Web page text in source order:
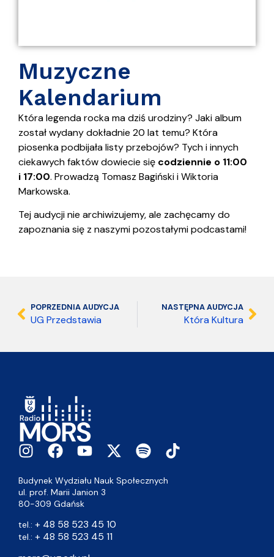
Muzyczne
Kalendarium
Która legenda rocka ma dziś urodziny? Jaki album
został wydany dokładnie 20 lat temu? Która
piosenka podbijała listy przebojów? Tych i innych
ciekawych faktów dowiecie się codziennie o 11:00
i 17:00. Prowadzą Tomasz Bagiński i Wiktoria
Markowska.
Tej audycji nie archiwizujemy, ale zachęcamy do
zapoznania się z naszymi pozostałymi podcastami!
POPRZEDNIA AUDYCJA
UG Przedstawia
NASTĘPNA AUDYCJA
Która Kultura
Budynek Wydziału Nauk Społecznych
ul. prof. Marii Janion 3
80-309 Gdańsk
tel.: + 48 58 523 45 10
tel.: + 48 58 523 45 11